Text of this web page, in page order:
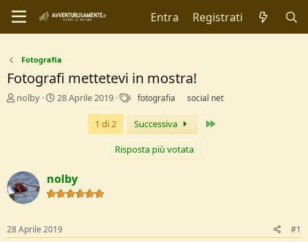
Entra Registrati
Fotografia
Fotografi mettetevi in mostra!
C
r
e
D
c
nolby
D
n
i
o
28 Aprile 2019
g
fotografia social net
1 di 2 Successiva
Risposta più votata
nolby
28 Aprile 2019 #1